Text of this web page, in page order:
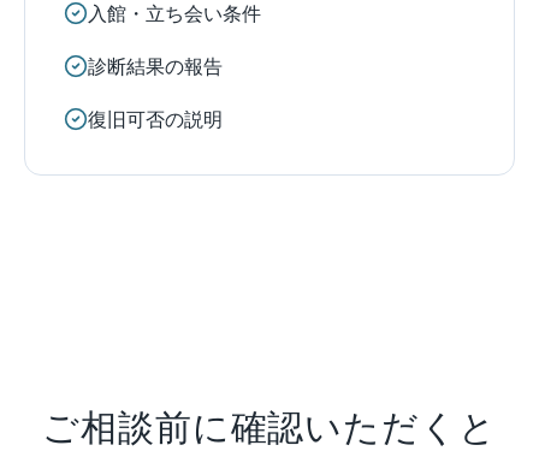
入館・立ち会い条件
診断結果の報告
復旧可否の説明
ご相談前に確認いただくと